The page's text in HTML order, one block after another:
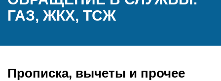
ГАЗ, ЖКХ, ТСЖ
Прописка, вычеты и прочее